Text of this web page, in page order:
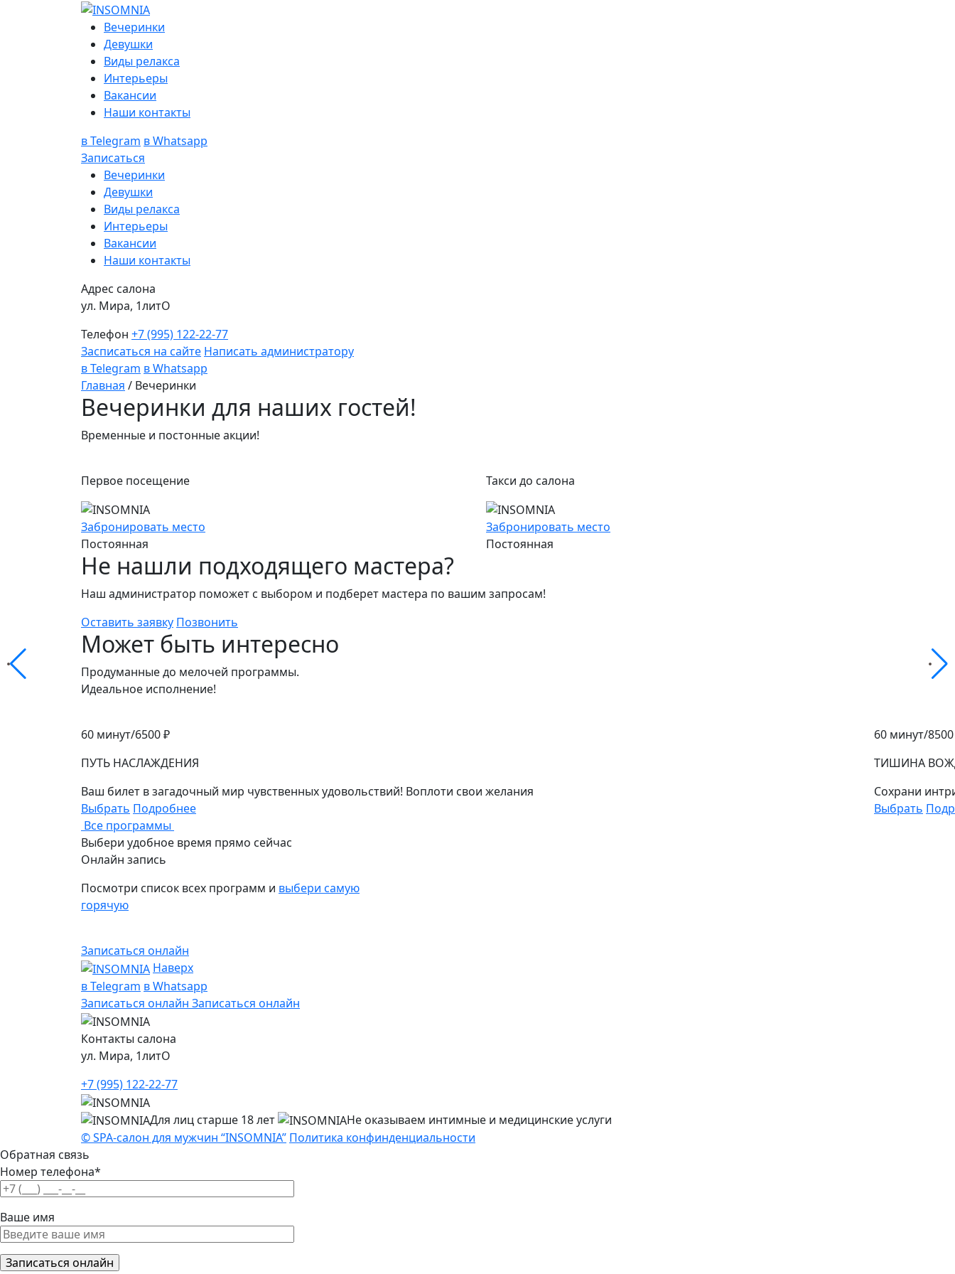
Вечеринки
Девушки
Виды релакса
Интерьеры
Вакансии
Наши контакты
в Telegram в Whatsapp
Записаться
Вечеринки
Девушки
Виды релакса
Интерьеры
Вакансии
Наши контакты
Адрес салона
ул. Мира, 1литО
Телефон +7 (995) 122-22-77
Засписаться на сайте Написать администратору
в Telegram в Whatsapp
Главная / Вечеринки
Вечеринки для наших гостей!
Временные и постонные акции!
Первое посещение
Забронировать место
Постоянная
Такси до салона
Забронировать место
Постоянная
Не нашли подходящего мастера?
Наш администратор поможет с выбором и подберет мастера по вашим запросам!
Оставить заявку Позвонить
Может быть интересно
Продуманные до мелочей программы.
Идеальное исполнение!
60 минут/6500 ₽
ПУТЬ НАСЛАЖДЕНИЯ
Ваш билет в загадочный мир чувственных удовольствий! Воплоти свои желания
Выбрать Подробнее
60 минут/
ТИШИНА
Сохрани
Выбрать
Все программы
Выбери удобное время прямо сейчас
Онлайн запись
Посмотри список всех программ и выбери самую
горячую
Записаться онлайн
Наверх
в Telegram в Whatsapp
Записаться онлайн Записаться онлайн
Контакты салона
ул. Мира, 1литО
+7 (995) 122-22-77
Для лиц старше 18 лет
Не оказываем интимные и медицинские услуги
© SPA-салон для мужчин “INSOMNIA” Политика конфинденциальности
Обратная связь
Номер телефона*
Ваше имя